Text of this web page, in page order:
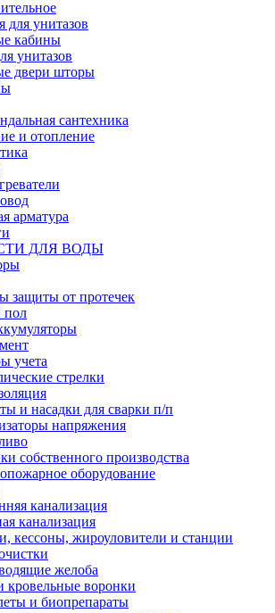
для унитазов
кабины
унитазов
двери шторы
сантехника
и отопление
арматура
ДЛЯ ВОДЫ
защиты от протечек
пол
учета
стрелки
и насадки для сварки п/п
напряжения
собственного производства
оборудование
канализация
канализация
кессоны, жироуловители и станции
желоба
кровельные воронки
и биопрепараты